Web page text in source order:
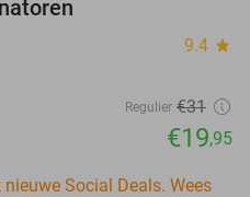
9.4 star
Regulier €31
€19,95
Social Deals. Wees